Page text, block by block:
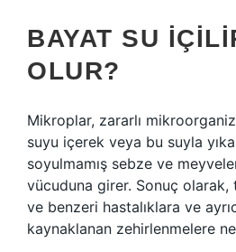
BAYAT SU
OLUR?
Mikroplar, zararlı
suyu içerek veya bu suyla
soyulmamış sebze ve
vücuduna girer. Sonuç
ve benzeri hastalıklara ve
kaynaklanan zehirlenmelere